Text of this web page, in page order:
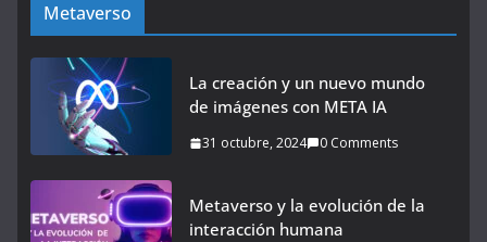
Metaverso
La creación y un nuevo mundo
de imágenes con META IA
31 octubre, 2024 0 Comments
Metaverso y la evolución de la
interacción humana